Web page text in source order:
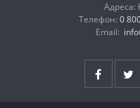
Адреса:
Телефон: 0
Email: